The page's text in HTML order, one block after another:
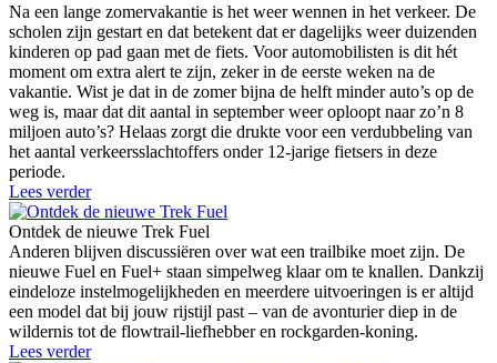
Na een lange zomervakantie is het weer wennen in het verkeer. De
scholen zijn gestart en dat betekent dat er dagelijks weer duizenden
kinderen op pad gaan met de fiets. Voor automobilisten is dit hét
moment om extra alert te zijn, zeker in de eerste weken na de
vakantie. Wist je dat in de zomer bijna de helft minder auto’s op de
weg is, maar dat dit aantal in september weer oploopt naar zo’n 8
miljoen auto’s? Helaas zorgt die drukte voor een verdubbeling van
het aantal verkeersslachtoffers onder 12-jarige fietsers in deze
periode.
Lees verder
Ontdek de nieuwe Trek Fuel
Anderen blijven discussiëren over wat een trailbike moet zijn. De
nieuwe Fuel en Fuel+ staan simpelweg klaar om te knallen. Dankzij
eindeloze instelmogelijkheden en meerdere uitvoeringen is er altijd
een model dat bij jouw rijstijl past – van de avonturier diep in de
wildernis tot de flowtrail-liefhebber en rockgarden-koning.
Lees verder